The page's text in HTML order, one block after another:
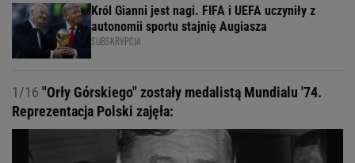
Król Gianni jest nagi. FIFA i UEFA uczyniły z
autonomii sportu stajnię Augiasza
SUBSKRYPCJA
1/16 "Orły Górskiego" zostały medalistą Mundialu '74.
Reprezentacja Polski zajęła: